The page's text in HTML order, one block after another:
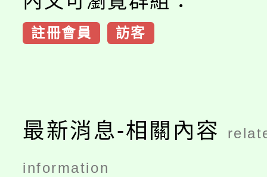
註冊會員 訪客
最新消息-相關內容
information